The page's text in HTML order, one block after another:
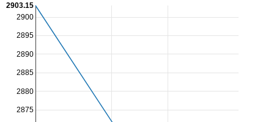
2875
2880
2885
2890
2895
2900
2903.15